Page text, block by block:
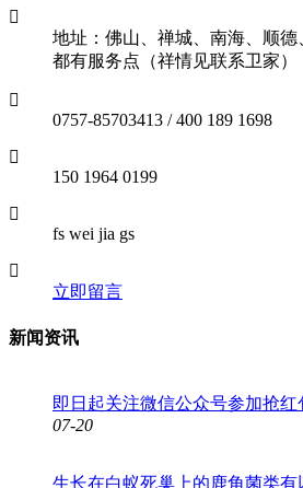
地址：佛山、禅城、南海、顺
都有服务点（祥情见联系卫家）
0757-85703413 / 400 189 1698
150 1964 0199
fs wei jia gs
立即留言
新闻资讯
即日起关注微信公众号参加抢
07-20
生长在白蚁死巢上的鹿角菌类有